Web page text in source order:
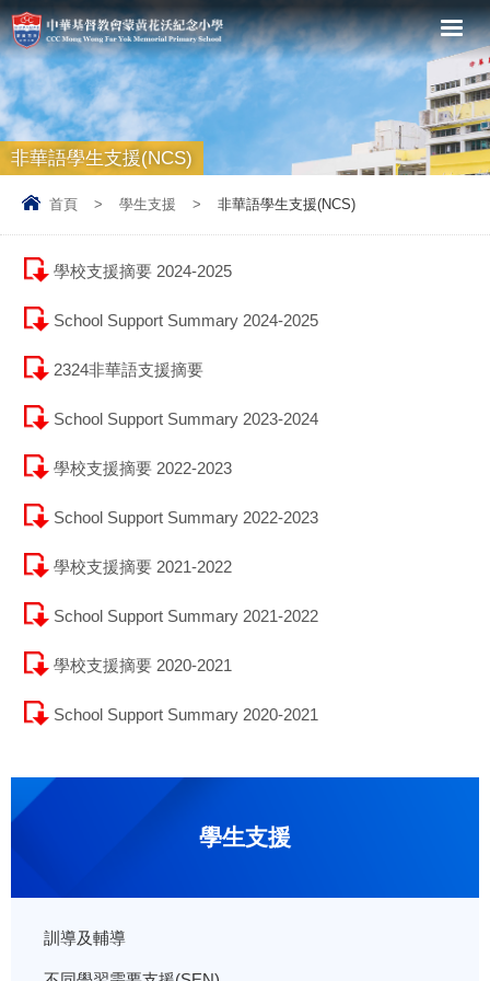
非華語學生支援(NCS)
首頁 > 學生支援 > 非華語學生支援(NCS)
學校支援摘要 2024-2025
School Support Summary 2024-2025
2324非華語支援摘要
School Support Summary 2023-2024
學校支援摘要 2022-2023
School Support Summary 2022-2023
學校支援摘要 2021-2022
School Support Summary 2021-2022
學校支援摘要 2020-2021
School Support Summary 2020-2021
學生支援
訓導及輔導